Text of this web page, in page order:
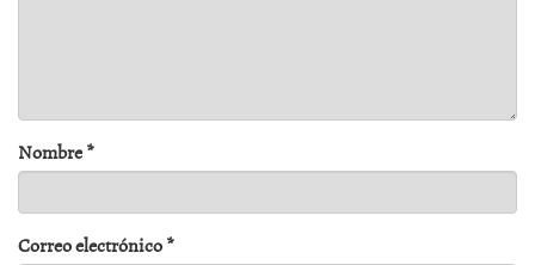
Nombre*
Correo electrónico*